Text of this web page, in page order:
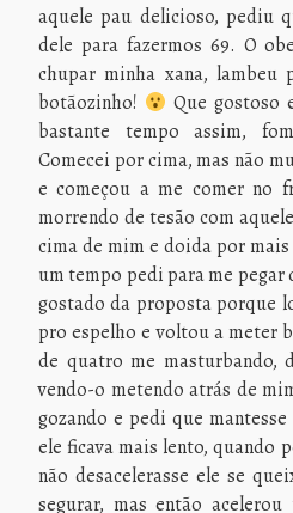
aquele pau delicioso, pediu
dele para fazermos 69. O
chupar minha xana, lambeu
botãozinho!
Que gostoso
bastante tempo assim,
Comecei por cima, mas não
e começou a me comer no
morrendo de tesão com
cima de mim e doida por
um tempo pedi para me
gostado da proposta porque
pro espelho e voltou a meter
de quatro me masturbando,
vendo-o metendo atrás de
gozando e pedi que
ele ficava mais lento, quando
não desacelerasse ele se
segurar, mas então